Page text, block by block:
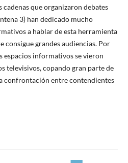
cadenas que organizaron debates
3) han dedicado mucho
a hablar de esta herramienta
consigue grandes audiencias. Por
espacios informativos se vieron
televisivos, copando gran parte de
confrontación entre contendientes